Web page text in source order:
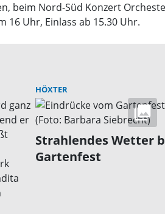
beim Nord-Süd Konzert
Uhr, Einlass ab 15.30 Uhr.
HÖXTER
Strahlendes Wetter
Gartenfest